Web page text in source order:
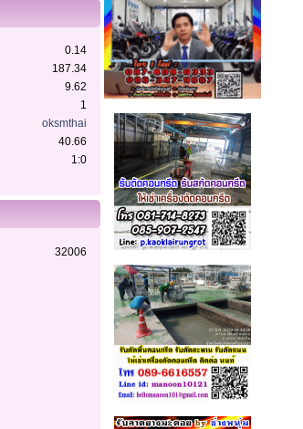
0.14
187.34
9.62
1
oksmthai
40.66
1:0
32006